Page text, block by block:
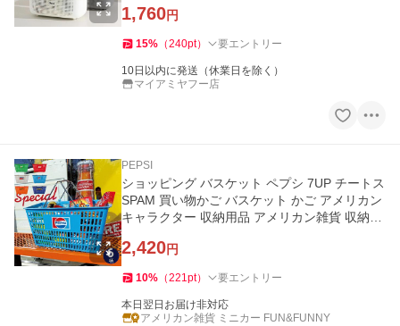
1,760円
15% （240pt） 要エントリー
10日以内に発送（休業日を除く）
マイアミヤフー店
PEPSI
ショッピング バスケット ペプシ 7UP チートス
SPAM 買い物かご バスケット かご アメリカン
キャラクター 収納用品 アメリカン雑貨 収納か
2,420円
10% （221pt） 要エントリー
本日翌日お届け非対応
アメリカン雑貨 ミニカー FUN&FUNNY